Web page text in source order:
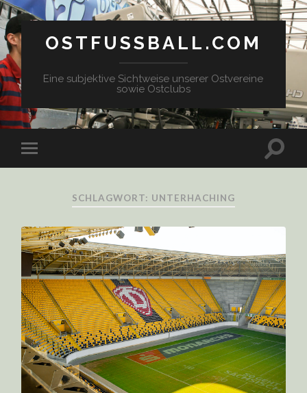
OSTFUSSBALL.COM
Eine subjektive Sichtweise unserer Ostvereine
sowie Ostclubs
SCHLAGWORT: UNTERHACHING